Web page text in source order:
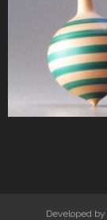
Developed by